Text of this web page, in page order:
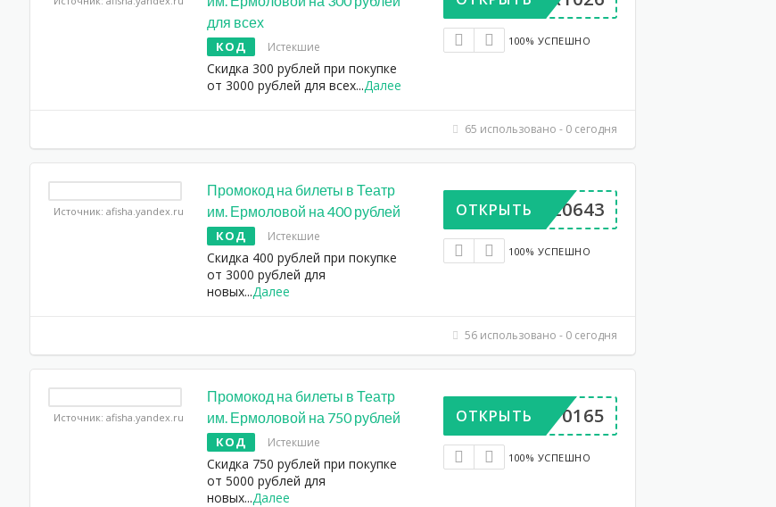
для всех
КОД Истекшие
Скидка 300 рублей при покупке
от 3000 рублей для всех...Далее
100% УСПЕШНО
65 использовано - 0 сегодня
Источник: afisha.yandex.ru
Промокод на билеты в Театр
им. Ермоловой на 400 рублей
КОД Истекшие
Скидка 400 рублей при покупке
от 3000 рублей для
новых...Далее
AA420643
ОТКРЫТЬ
100% УСПЕШНО
56 использовано - 0 сегодня
Источник: afisha.yandex.ru
Промокод на билеты в Театр
им. Ермоловой на 750 рублей
КОД Истекшие
Скидка 750 рублей при покупке
от 5000 рублей для
новых...Далее
DP570165
ОТКРЫТЬ
100% УСПЕШНО